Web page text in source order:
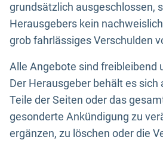
grundsätzlich ausgeschlossen,
Herausgebers kein
grob fahrlässiges Verschulden
Alle Angebote sind freibleibend
Der Herausgeber behält es sich
Teile der Seiten oder das
gesonderte Ankündigung zu
ergänzen, zu löschen oder die